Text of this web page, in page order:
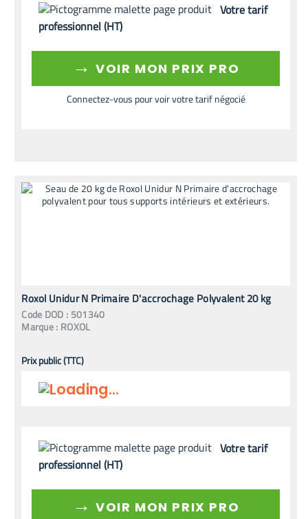
Votre tarif
professionnel (HT)
→ VOIR MON PRIX PRO
Connectez-vous pour voir votre tarif négocié
Roxol Unidur N Primaire D'accrochage Polyvalent 20 kg
Code DOD : 501340
Marque : ROXOL
Prix public (TTC)
Votre tarif
professionnel (HT)
→ VOIR MON PRIX PRO